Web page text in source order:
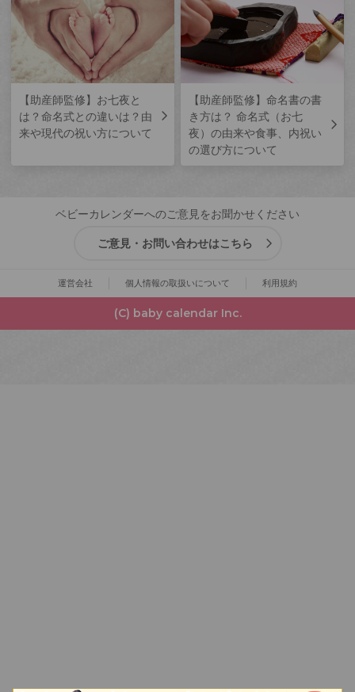
【助産師監修】お七夜と
は？命名式との違いは？由
来や現代の祝い方について
【助産師監修】命名書の書
き方は？ 命名式（お七
夜）の由来や食事、内祝い
の選び方について
ベビーカレンダーへのご意見をお聞かせください
ご意見・お問い合わせはこちら
運営会社 個人情報の取扱いについて 利用規約
(C) baby calendar Inc.